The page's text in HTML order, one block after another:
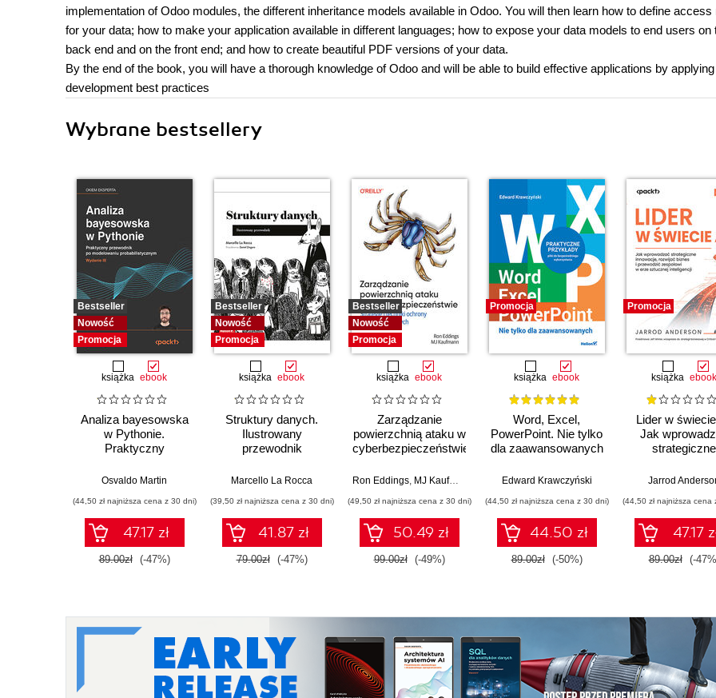
implementation of Odoo modules, the different inheritance models available in Odoo. You will then learn how to define access
for your data; how to make your application available in different languages; how to expose your data models to end users on
back end and on the front end; and how to create beautiful PDF versions of your data.
By the end of the book, you will have a thorough knowledge of Odoo and will be able to build effective applications by
development best practices
Wybrane bestsellery
Bestseller
Nowość
Promocja
książka ebook
Analiza bayesowska
w Pythonie.
Praktyczny
modelowaniu
Wydanie III
Osvaldo Martin
(44,50 zł najniższa cena z 30 dni)
47.17 zł
89.00zł (-47%)
Bestseller
Nowość
Promocja
książka ebook
Struktury danych.
Ilustrowany
przewodnik
Marcello La Rocca
(39,50 zł najniższa cena z 30 dni)
41.87 zł
79.00zł (-47%)
Bestseller
Nowość
Promocja
książka ebook
Zarządzanie
powierzchnią ataku w
cyberbezpieczeństwie.
ochrony zasobów
Ron Eddings, MJ Kaufmann
(49,50 zł najniższa cena z 30 dni)
50.49 zł
99.00zł (-49%)
Promocja
książka ebook
Word, Excel,
PowerPoint. Nie tylko
dla zaawansowanych
Edward Krawczyński
(44,50 zł najniższa cena z 30 dni)
44.50 zł
89.00zł (-50%)
Promocja
książka ebook
Lider w
Jak
strategiczne
biznes i
sztucznej
Jarrod
(44,50 zł najniższa cena
47.17
89.00zł (-